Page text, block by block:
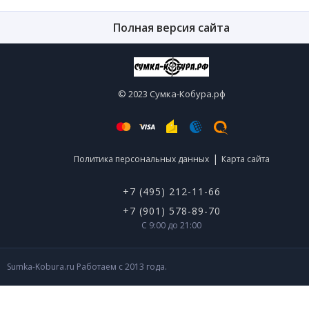
Полная версия сайта
© 2023 Сумка-Кобура.рф
Политика персональных данных | Карта сайта
+7 (495) 212-11-66
+7 (901) 578-89-70
С 9:00 до 21:00
Sumka-Kobura.ru Работаем с 2013 года.